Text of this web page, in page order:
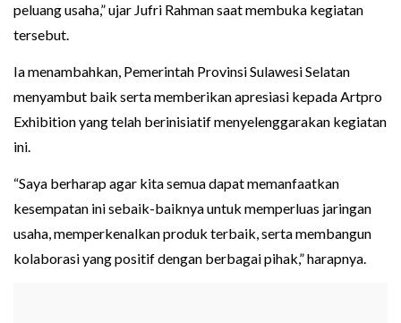
peluang usaha,” ujar Jufri Rahman saat membuka kegiatan
tersebut.
Ia menambahkan, Pemerintah Provinsi Sulawesi Selatan
menyambut baik serta memberikan apresiasi kepada Artpro
Exhibition yang telah berinisiatif menyelenggarakan kegiatan
ini.
“Saya berharap agar kita semua dapat memanfaatkan
kesempatan ini sebaik-baiknya untuk memperluas jaringan
usaha, memperkenalkan produk terbaik, serta membangun
kolaborasi yang positif dengan berbagai pihak,” harapnya.